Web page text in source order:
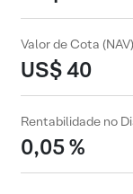
Valor de Cota (NAV)
US$ 40
Rentabilidade no
0,05 %